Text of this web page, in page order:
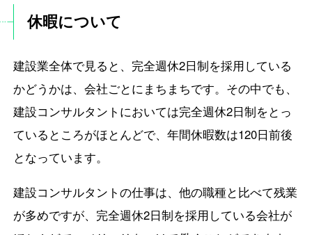
休暇について
建設業全体で見ると、完全週休2日制を採用している
かどうかは、会社ごとにまちまちです。その中でも、
建設コンサルタントにおいては完全週休2日制をとっ
ているところがほとんどで、年間休暇数は120日前後
となっています。
建設コンサルタントの仕事は、他の職種と比べて残業
が多めですが、完全週休2日制を採用している会社が